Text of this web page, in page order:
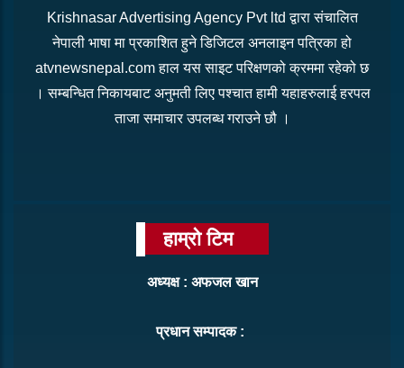
Krishnasar Advertising Agency Pvt ltd द्वारा संचालित
नेपाली भाषा मा प्रकाशित हुने डिजिटल अनलाइन पत्रिका हो
atvnewsnepal.com हाल यस साइट परिक्षणको क्रममा रहेको छ
। सम्बन्धित निकायबाट अनुमती लिए पश्चात हामी यहाहरुलाई हरपल
ताजा समाचार उपलब्ध गराउने छौ ।
हाम्रो टिम
अध्यक्ष : अफजल खान
प्रधान सम्पादक :